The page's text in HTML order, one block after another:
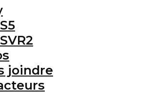
joindre